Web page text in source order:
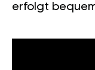
erfolgt